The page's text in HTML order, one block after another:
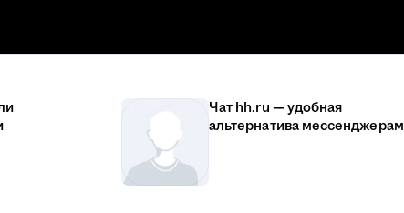
Чат hh.ru — удобная
альтернатива мессенджерам